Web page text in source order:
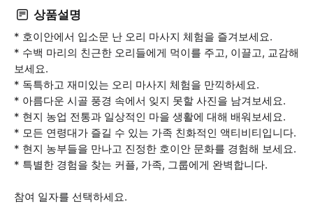
상품설명
* 호이안에서 입소문 난 오리 마사지 체험을 즐겨보세요.
* 수백 마리의 친근한 오리들에게 먹이를 주고, 이끌고, 교감해
보세요.
* 독특하고 재미있는 오리 마사지 체험을 만끽하세요.
* 아름다운 시골 풍경 속에서 잊지 못할 사진을 남겨보세요.
* 현지 농업 전통과 일상적인 마을 생활에 대해 배워보세요.
* 모든 연령대가 즐길 수 있는 가족 친화적인 액티비티입니다.
* 현지 농부들을 만나고 진정한 호이안 문화를 경험해 보세요.
* 특별한 경험을 찾는 커플, 가족, 그룹에게 완벽합니다.
참여 일자를 선택하세요.